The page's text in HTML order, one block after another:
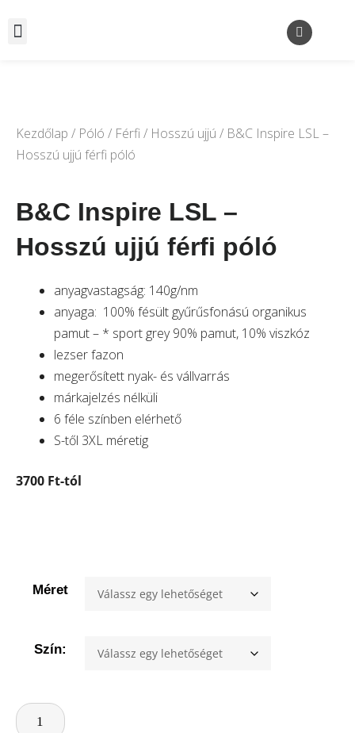
Kezdőlap / Póló / Férfi / Hosszú ujjú / B&C Inspire LSL –
Hosszú ujjú férfi póló
B&C Inspire LSL –
Hosszú ujjú férfi póló
anyagvastagság: 140g/nm
anyaga: 100% fésült gyűrűsfonású organikus
pamut – * sport grey 90% pamut, 10% viszkóz
lezser fazon
megerősített nyak- és vállvarrás
márkajelzés nélküli
6 féle színben elérhető
S-től 3XL méretig
3700 Ft-tól
Méret
Szín: